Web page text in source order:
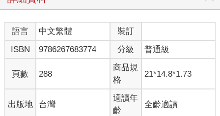
語言 中文繁體
裝訂
ISBN
9786267683774 分級 普通級
頁數 288
商品規
格
21*14.8*1.73
出版地 台灣
適讀年
齡
全齡適讀